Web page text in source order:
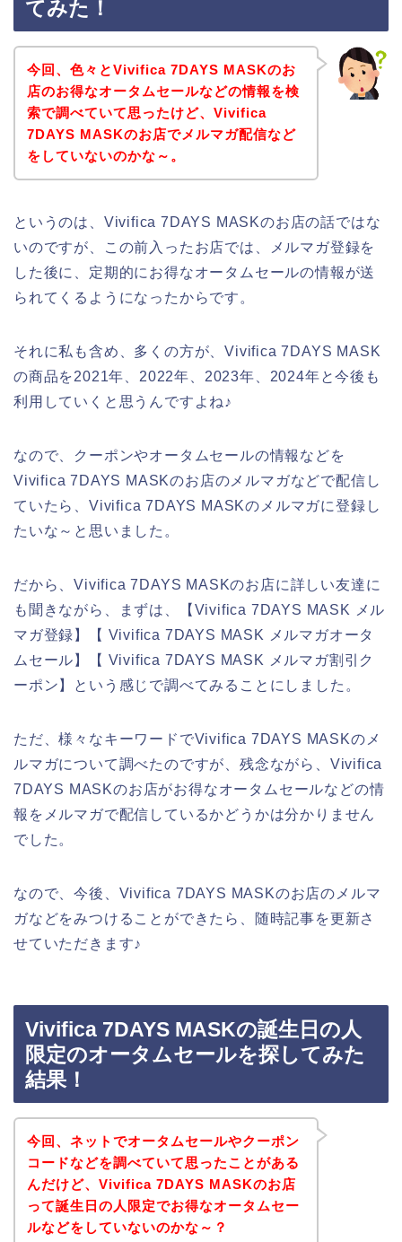
てみた！
今回、色々とVivifica 7DAYS MASKのお
店のお得なオータムセールなどの情報を検
索で調べていて思ったけど、Vivifica
7DAYS MASKのお店でメルマガ配信など
をしていないのかな～。
というのは、Vivifica 7DAYS MASKのお店の話ではな
いのですが、この前入ったお店では、メルマガ登録を
した後に、定期的にお得なオータムセールの情報が送
られてくるようになったからです。
それに私も含め、多くの方が、Vivifica 7DAYS MASK
の商品を2021年、2022年、2023年、2024年と今後も
利用していくと思うんですよね♪
なので、クーポンやオータムセールの情報などを
Vivifica 7DAYS MASKのお店のメルマガなどで配信し
ていたら、Vivifica 7DAYS MASKのメルマガに登録し
たいな～と思いました。
だから、Vivifica 7DAYS MASKのお店に詳しい友達に
も聞きながら、まずは、【Vivifica 7DAYS MASK メル
マガ登録】【 Vivifica 7DAYS MASK メルマガオータ
ムセール】【 Vivifica 7DAYS MASK メルマガ割引ク
ーポン】という感じで調べてみることにしました。
ただ、様々なキーワードでVivifica 7DAYS MASKのメ
ルマガについて調べたのですが、残念ながら、Vivifica
7DAYS MASKのお店がお得なオータムセールなどの情
報をメルマガで配信しているかどうかは分かりません
でした。
なので、今後、Vivifica 7DAYS MASKのお店のメルマ
ガなどをみつけることができたら、随時記事を更新さ
せていただきます♪
Vivifica 7DAYS MASKの誕生日の人
限定のオータムセールを探してみた
結果！
今回、ネットでオータムセールやクーポン
コードなどを調べていて思ったことがある
んだけど、Vivifica 7DAYS MASKのお店
って誕生日の人限定でお得なオータムセー
ルなどをしていないのかな～？